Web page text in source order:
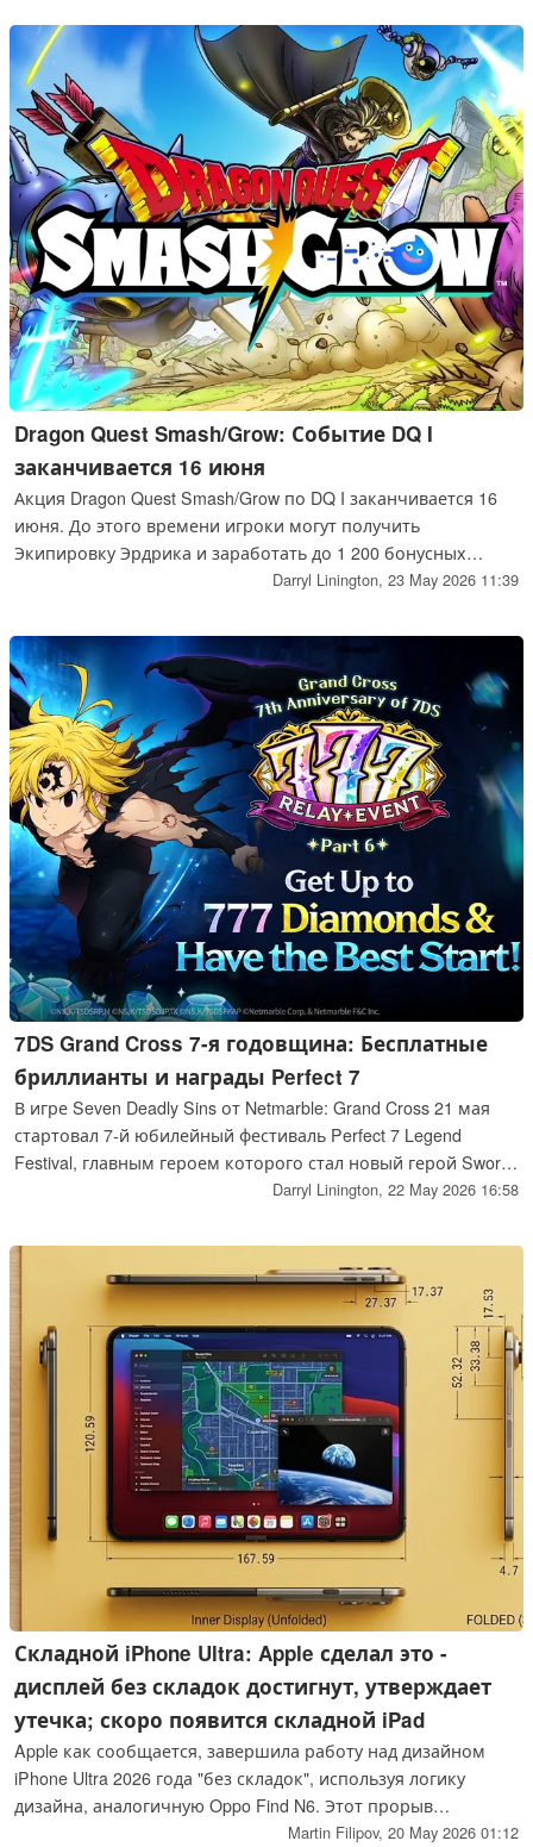
Dragon Quest Smash/Grow: Событие DQ I
заканчивается 16 июня
Акция Dragon Quest Smash/Grow по DQ I заканчивается 16
июня. До этого времени игроки могут получить
Экипировку Эрдрика и заработать до 1 200 бонусных
Darryl Linington, 23 May 2026 11:39
7DS Grand Cross 7-я годовщина: Бесплатные
бриллианты и награды Perfect 7
В игре Seven Deadly Sins от Netmarble: Grand Cross 21 мая
стартовал 7-й юбилейный фестиваль Perfect 7 Legend
Festival, главным героем которого стал новый герой Sworn
Darryl Linington, 22 May 2026 16:58
Складной iPhone Ultra: Apple сделал это -
дисплей без складок достигнут, утверждает
утечка; скоро появится складной iPad
Apple как сообщается, завершила работу над дизайном
iPhone Ultra 2026 года "без складок", используя логику
дизайна, аналогичную Oppo Find N6. Этот прорыв
открывает путь к созданию первого складного устройства
Martin Filipov, 20 May 2026 01:12